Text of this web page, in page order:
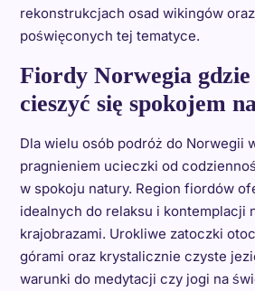
rekonstrukcjach osad wikingów
poświęconych tej tematyce.
Fiordy Norwegia
cieszyć się spokojem
Dla wielu osób podróż do Norwegii
pragnieniem ucieczki od
w spokoju natury. Region fiordów
idealnych do relaksu i kontemplacji
krajobrazami. Urokliwe zatoczki
górami oraz krystalicznie czyste
warunki do medytacji czy jogi na